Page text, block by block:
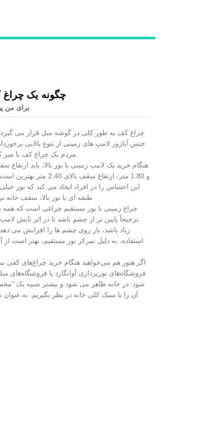
چگونه یک
برای من
چراغ کف به طور کلی در گوشه مبل قرار می گیرد،
جنس آباژور لامپ های زمینی از تنوع بالایی
و 1.80 متر، ارتفاع
این احساس را در افراد ایجاد می کند که نور
ترجیحاً پایین تر از چشم باشد تا در اثر تابش
زیاد باشد، بار روی چشم ها را افزایش می
استفاده، به دلیل تمرکز نور مستقیم، بهتر است
فروشگاه‌های نورپردازی آوانگارد یا
شود. در خانه ظاهر می شود و بیشتر شبیه یک
آن را با سبک کلی خانه در نظر بگیریم. به